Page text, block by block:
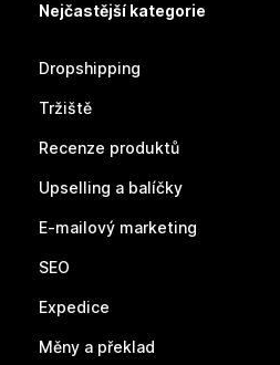
Nejčastější kategorie
Dropshipping
Tržiště
Recenze produktů
Upselling a balíčky
E-mailový marketing
SEO
Expedice
Měny a překlad